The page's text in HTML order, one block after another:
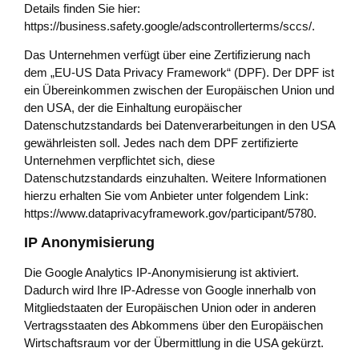
Details finden Sie hier:
https://business.safety.google/adscontrollerterms/sccs/.
Das Unternehmen verfügt über eine Zertifizierung nach
dem „EU-US Data Privacy Framework“ (DPF). Der DPF ist
ein Übereinkommen zwischen der Europäischen Union und
den USA, der die Einhaltung europäischer
Datenschutzstandards bei Datenverarbeitungen in den USA
gewährleisten soll. Jedes nach dem DPF zertifizierte
Unternehmen verpflichtet sich, diese
Datenschutzstandards einzuhalten. Weitere Informationen
hierzu erhalten Sie vom Anbieter unter folgendem Link:
https://www.dataprivacyframework.gov/participant/5780.
IP Anonymisierung
Die Google Analytics IP-Anonymisierung ist aktiviert.
Dadurch wird Ihre IP-Adresse von Google innerhalb von
Mitgliedstaaten der Europäischen Union oder in anderen
Vertragsstaaten des Abkommens über den Europäischen
Wirtschaftsraum vor der Übermittlung in die USA gekürzt.